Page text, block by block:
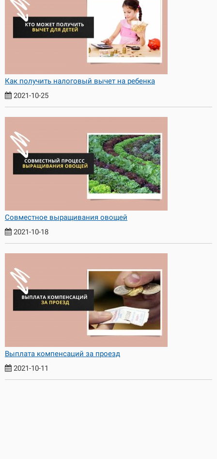
Как получить налоговый вычет на ребенка
2021-10-25
Совместное выращивания овощей
2021-10-18
Выплата компенсаций за проезд
2021-10-11